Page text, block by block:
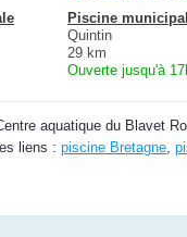
Piscine
Quintin
29 km
Ouverte jusqu'à
aquatique du Blavet
liens : piscine Bretagne,